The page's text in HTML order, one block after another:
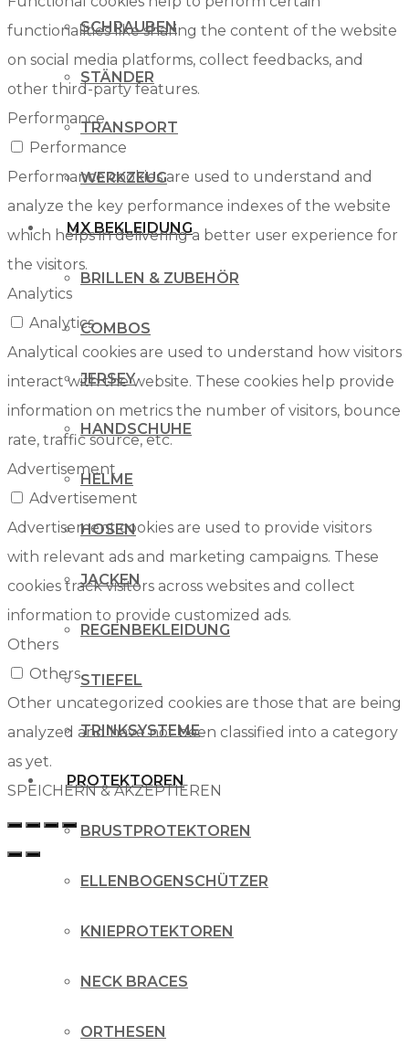
SCHRAUBEN
STÄNDER
TRANSPORT
WERKZEUG
MX BEKLEIDUNG
BRILLEN & ZUBEHÖR
COMBOS
JERSEY
HANDSCHUHE
HELME
HOSEN
JACKEN
REGENBEKLEIDUNG
STIEFEL
TRINKSYSTEME
PROTEKTOREN
BRUSTPROTEKTOREN
ELLENBOGENSCHÜTZER
KNIEPROTEKTOREN
NECK BRACES
ORTHESEN
functionalities like sharing the content of the website
on social media platforms, collect feedbacks, and
other third-party features.
Performance
Performance
Performance cookies are used to understand and
analyze the key performance indexes of the website
which helps in delivering a better user experience for
the visitors.
Analytics
Analytics
Analytical cookies are used to understand how visitors
interact with the website. These cookies help provide
information on metrics the number of visitors, bounce
rate, traffic source, etc.
Advertisement
Advertisement
Advertisement cookies are used to provide visitors
with relevant ads and marketing campaigns. These
cookies track visitors across websites and collect
information to provide customized ads.
Others
Others
Other uncategorized cookies are those that are being
analyzed and have not been classified into a category
as yet.
SPEICHERN & AKZEPTIEREN